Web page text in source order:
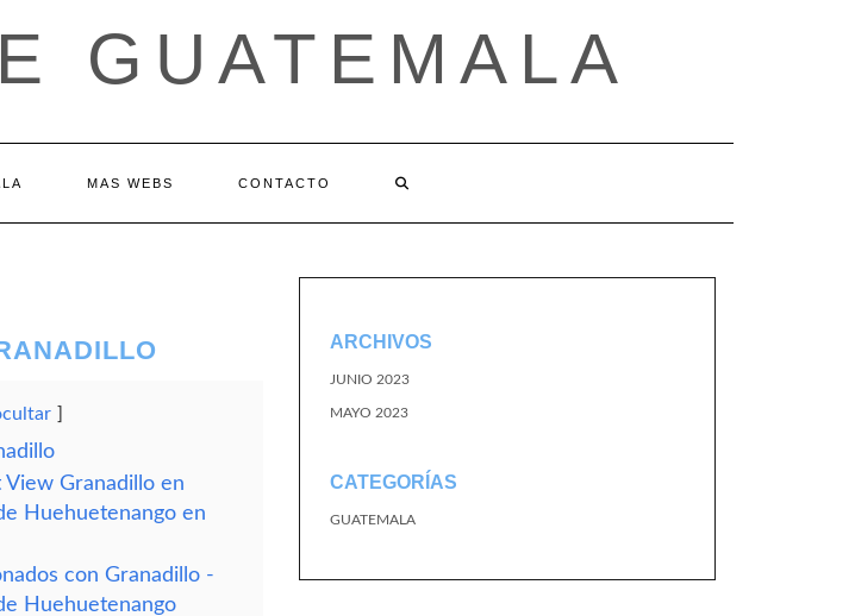
GUATEMALA
MAS WEBS CONTACTO
View Granadillo en
Huehuetenango en
con Granadillo -
Huehuetenango
ARCHIVOS
JUNIO 2023
MAYO 2023
CATEGORÍAS
GUATEMALA